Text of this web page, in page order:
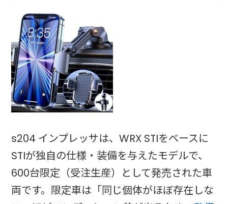
s204 インプレッサは、WRX STIをベースに
STIが独自の仕様・装備を与えたモデルで、
600台限定（受注生産）として発売された車
両です。限定車は「同じ個体がほぼ存在しな